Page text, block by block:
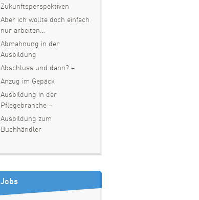
Zukunftsperspektiven
Aber ich wollte doch einfach
nur arbeiten…
Abmahnung in der
Ausbildung
Abschluss und dann? –
Anzug im Gepäck
Ausbildung in der
Pflegebranche –
Ausbildung zum
Buchhändler
Jobs